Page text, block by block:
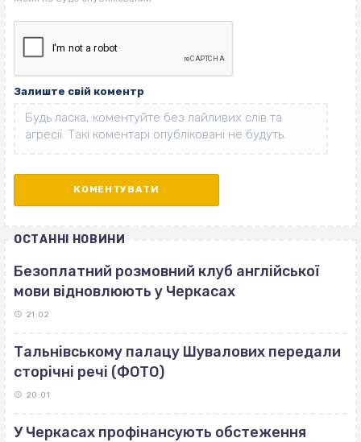
Залиште свій коментр
ОСТАННІ НОВИНИ
Безоплатний розмовний клуб англійської
мови відновлюють у Черкасах
21:02
Тальнівському палацу Шувалових передали
сторічні речі (ФОТО)
20:01
У Черкасах профінансують обстеження